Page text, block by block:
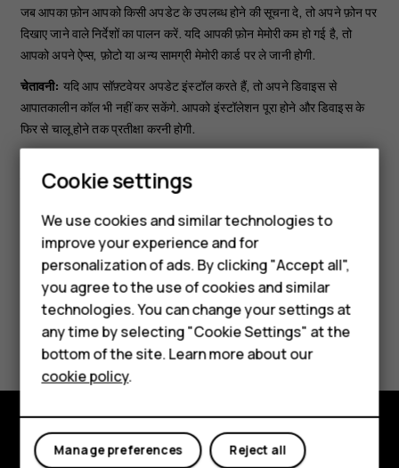
Smartphones
Feature phones
Phones for kids
Accessories
HMD Terra M
For business
Tablets
जब आपका फ़ोन आपको किसी अपडेट के उपलब्ध होने की सूचना दे, तो अपने फ़ोन पर
दिखाए जाने वाले निर्देशों का पालन करें. यदि आपकी फ़ोन मेमोरी कम हो गई है, तो
आपको अपने ऐप्स, फ़ोटो या अन्य सामग्री मेमोरी कार्ड पर ले जानी होगी.
चेतावनी: यदि आप सॉफ़्टवेयर अपडेट इंस्टॉल करते हैं, तो अपने डिवाइस से
आपातकालीन कॉल भी नहीं कर सकेंगे. आपको इंस्टॉलेशन पूरा होने और डिवाइस के
फिर से चालू होने तक प्रतीक्षा करनी होगी.
बैटरी में पर्याप्त पावर है और फिर वाई-फ़ाई से कनेक्ट करें, क्योंकि अपडेट पैकेज
Did you find this helpful?
Yes No
Explore
Cookie settings
We use cookies and similar technologies to
improve your experience and for
personalization of ads. By clicking "Accept all",
you agree to the use of cookies and similar
technologies. You can change your settings at
any time by selecting "Cookie Settings" at the
bottom of the site. Learn more about our
cookie policy.
Reject all
Manage preferences